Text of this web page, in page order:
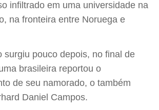
infiltrado em uma universidade na
na fronteira entre Noruega e
surgiu pouco depois, no final de
brasileira reportou o
de seu namorado, o também
Daniel Campos.